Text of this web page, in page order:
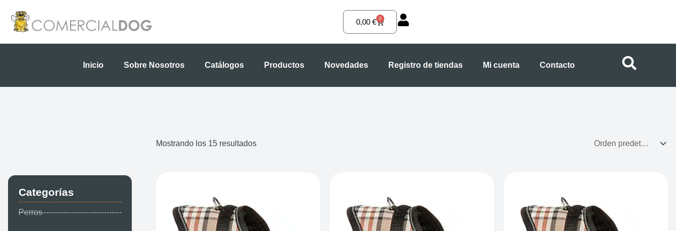
contenido
0,00 € 0
Carrito
Inicio Sobre Nosotros Catálogos Productos Novedades Registro de tiendas Mi cuenta Contacto
Categorías
Perros
Mostrando los 15 resultados